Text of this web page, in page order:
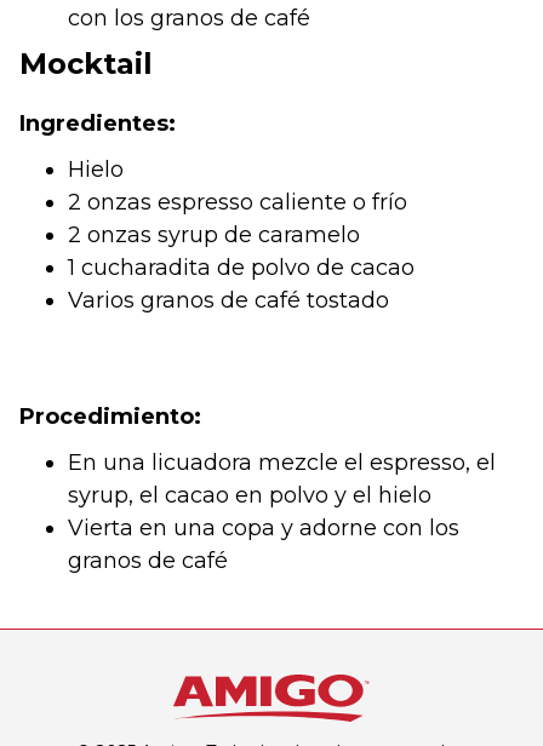
con los granos de café
Mocktail
Ingredientes:
Hielo
2 onzas espresso caliente o frío
2 onzas syrup de caramelo
1 cucharadita de polvo de cacao
Varios granos de café tostado
Procedimiento:
En una licuadora mezcle el espresso, el
syrup, el cacao en polvo y el hielo
Vierta en una copa y adorne con los
granos de café